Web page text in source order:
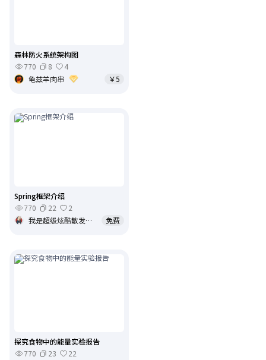
森林防火系统架构图
770
8
4
龟兹羊肉串
￥5
Spring框架介绍
770
22
2
我是超级炫酷散发着金色光芒超级至尊VIP
免费
探究食物中的能量实验报告
770
23 22